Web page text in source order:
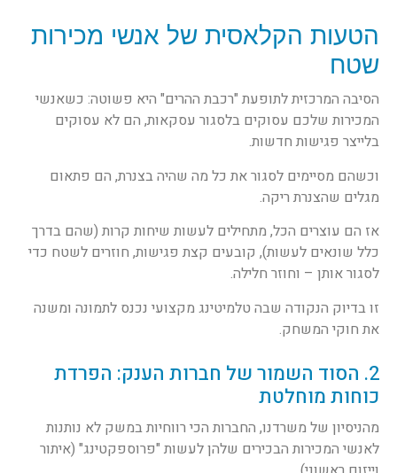
הטעות הקלאסית של אנשי מכירות
שטח
הסיבה המרכזית לתופעת "רכבת ההרים" היא פשוטה: כשאנשי
המכירות שלכם עסוקים בלסגור עסקאות, הם לא עסוקים
בלייצר פגישות חדשות.
וכשהם מסיימים לסגור את כל מה שהיה בצנרת, הם פתאום
מגלים שהצנרת ריקה.
אז הם עוצרים הכל, מתחילים לעשות שיחות קרות (שהם בדרך
כלל שונאים לעשות), קובעים קצת פגישות, חוזרים לשטח כדי
לסגור אותן – וחוזר חלילה.
זו בדיוק הנקודה שבה טלמיטינג מקצועי נכנס לתמונה ומשנה
את חוקי המשחק.
2. הסוד השמור של חברות הענק: הפרדת
כוחות מוחלטת
מהניסיון של משרדנו, החברות הכי רווחיות במשק לא נותנות
לאנשי המכירות הבכירים שלהן לעשות "פרוספקטינג" (איתור